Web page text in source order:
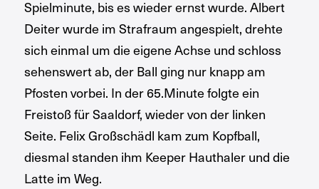
Spielminute, bis es wieder ernst wurde. Albert
Deiter wurde im Strafraum angespielt, drehte
sich einmal um die eigene Achse und schloss
sehenswert ab, der Ball ging nur knapp am
Pfosten vorbei. In der 65.Minute folgte ein
Freistoß für Saaldorf, wieder von der linken
Seite. Felix Großschädl kam zum Kopfball,
diesmal standen ihm Keeper Hauthaler und die
Latte im Weg.